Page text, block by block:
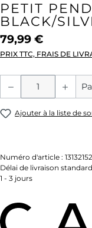
PETIT
BLACK/
79,99 €
PRIX TTC, FRAIS DE
Quantité de
Ajouter à la liste de
Numéro d'article : 13132152
Délai de livraison
1 - 3 jours